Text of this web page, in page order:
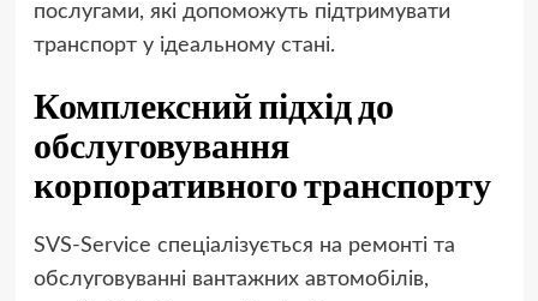
послугами, які допоможуть підтримувати
транспорт у ідеальному стані.
Комплексний підхід до
обслуговування
корпоративного транспорту
SVS-Service спеціалізується на ремонті та
обслуговуванні вантажних автомобілів,